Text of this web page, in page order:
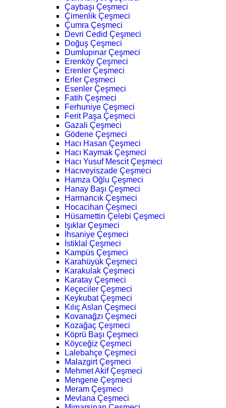
Çaybaşı Çeşmeci
Çimenlik Çeşmeci
Çumra Çeşmeci
Devri Cedid Çeşmeci
Doğuş Çeşmeci
Dumlupınar Çeşmeci
Erenköy Çeşmeci
Erenler Çeşmeci
Erler Çeşmeci
Esenler Çeşmeci
Fatih Çeşmeci
Ferhuniye Çeşmeci
Ferit Paşa Çeşmeci
Gazali Çeşmeci
Gödene Çeşmeci
Hacı Hasan Çeşmeci
Hacı Kaymak Çeşmeci
Hacı Yusuf Mescit Çeşmeci
Hacıveyiszade Çeşmeci
Hamza Oğlu Çeşmeci
Hanay Başı Çeşmeci
Harmancık Çeşmeci
Hocacihan Çeşmeci
Hüsamettin Çelebi Çeşmeci
Işıklar Çeşmeci
İhsaniye Çeşmeci
İstiklal Çeşmeci
Kampüs Çeşmeci
Karahüyük Çeşmeci
Karakulak Çeşmeci
Karatay Çeşmeci
Keçeciler Çeşmeci
Keykubat Çeşmeci
Kılıç Aslan Çeşmeci
Kovanağzı Çeşmeci
Kozağaç Çeşmeci
Köprü Başı Çeşmeci
Köyceğiz Çeşmeci
Lalebahçe Çeşmeci
Malazgirt Çeşmeci
Mehmet Akif Çeşmeci
Mengene Çeşmeci
Meram Çeşmeci
Mevlana Çeşmeci